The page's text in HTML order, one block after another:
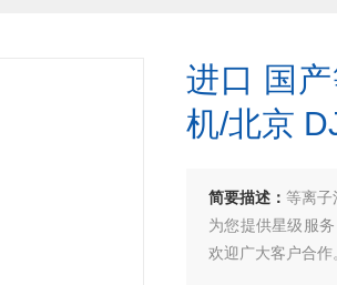
进口 国
机/北京
简要描述： 等离子
为您提供星级服
欢迎广大客户合作